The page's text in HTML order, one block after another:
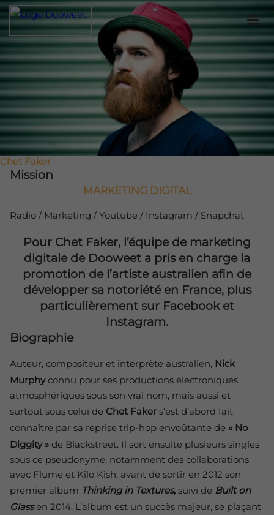
Chet Faker
Mission
MARKETING DIGITAL
Radio / Marketing / Youtube / Instagram / Snapchat
Pour Chet Faker, l’équipe de marketing
digitale de Dooweet a pris en charge la
promotion de l’artiste australien afin de
développer sa notoriété en France, plus
particulièrement sur Facebook et
Instagram.
Biographie
Auteur, compositeur et interprète australien, Nick
Murphyconnu pour ses productions électroniques
atmosphériques sous son vrai nom, mais aussi et
surtout sous celui de Chet Faker s’est d’abord fait
connaître par sa reprise trip-hop envoûtante de « No
Diggity » de Blackstreet. Il sort ensuite plusieurs singles
sous ce pseudonyme, notamment des collaborations
avec Flume et Kilo Kish, avant de sortir en 2012 son
premier album Thinking in Textures, suivi de Built on
Glassen 2014. L’album est un succès majeur, se plaçant